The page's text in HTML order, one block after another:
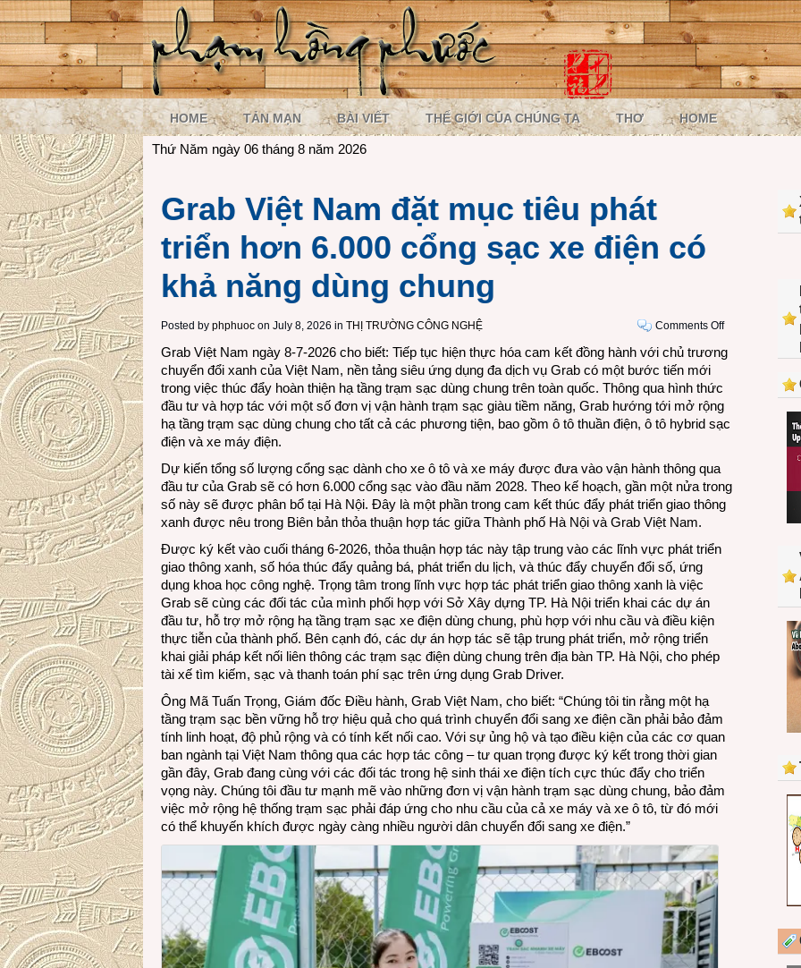
HOME TẢN MẠN BÀI VIẾT THẾ GIỚI CỦA CHÚNG TA THƠ HOME
Thứ Năm ngày 06 tháng 8 năm 2026
Grab Việt Nam đặt mục tiêu phát
triển hơn 6.000 cổng sạc xe điện có
khả năng dùng chung
Posted by phphuoc on July 8, 2026 in THỊ TRƯỜNG CÔNG NGHỆ Comments Offon
Việt
mục
tiêu
hơn
6.000
Grab Việt Nam ngày 8-7-2026 cho biết: Tiếp tục hiện thực hóa cam kết đồng hành với chủ trương
chuyển đổi xanh của Việt Nam, nền tảng siêu ứng dụng đa dịch vụ Grab có một bước tiến mới
trong việc thúc đẩy hoàn thiện hạ tầng trạm sạc dùng chung trên toàn quốc. Thông qua hình thức
đầu tư và hợp tác với một số đơn vị vận hành trạm sạc giàu tiềm năng, Grab hướng tới mở rộng
hạ tầng trạm sạc dùng chung cho tất cả các phương tiện, bao gồm ô tô thuần điện, ô tô hybrid sạc
điện và xe máy điện.
Dự kiến tổng số lượng cổng sạc dành cho xe ô tô và xe máy được đưa vào vận hành thông qua
đầu tư của Grab sẽ có hơn 6.000 cổng sạc vào đầu năm 2028. Theo kế hoạch, gần một nửa trong
số này sẽ được phân bổ tại Hà Nội. Đây là một phần trong cam kết thúc đẩy phát triển giao thông
xanh được nêu trong Biên bản thỏa thuận hợp tác giữa Thành phố Hà Nội và Grab Việt Nam.
Được ký kết vào cuối tháng 6-2026, thỏa thuận hợp tác này tập trung vào các lĩnh vực phát triển
giao thông xanh, số hóa thúc đẩy quảng bá, phát triển du lịch, và thúc đẩy chuyển đổi số, ứng
dụng khoa học công nghệ. Trọng tâm trong lĩnh vực hợp tác phát triển giao thông xanh là việc
Grab sẽ cùng các đối tác của mình phối hợp với Sở Xây dựng TP. Hà Nội triển khai các dự án
đầu tư, hỗ trợ mở rộng hạ tầng trạm sạc xe điện dùng chung, phù hợp với nhu cầu và điều kiện
thực tiễn của thành phố. Bên cạnh đó, các dự án hợp tác sẽ tập trung phát triển, mở rộng triển
khai giải pháp kết nối liên thông các trạm sạc điện dùng chung trên địa bàn TP. Hà Nội, cho phép
tài xế tìm kiếm, sạc và thanh toán phí sạc trên ứng dụng Grab Driver.
Ông Mã Tuấn Trọng, Giám đốc Điều hành, Grab Việt Nam, cho biết: “Chúng tôi tin rằng một hạ
tầng trạm sạc bền vững hỗ trợ hiệu quả cho quá trình chuyển đổi sang xe điện cần phải bảo đảm
tính linh hoạt, độ phủ rộng và có tính kết nối cao. Với sự ủng hộ và tạo điều kiện của các cơ quan
ban ngành tại Việt Nam thông qua các hợp tác công – tư quan trọng được ký kết trong thời gian
gần đây, Grab đang cùng với các đối tác trong hệ sinh thái xe điện tích cực thúc đẩy cho triển
vọng này. Chúng tôi đầu tư mạnh mẽ vào những đơn vị vận hành trạm sạc dùng chung, bảo đảm
việc mở rộng hệ thống trạm sạc phải đáp ứng cho nhu cầu của cả xe máy và xe ô tô, từ đó mới
có thể khuyến khích được ngày càng nhiều người dân chuyển đổi sang xe điện.”